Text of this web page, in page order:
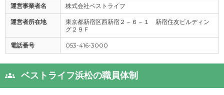
運営事業者名 株式会社ベストライフ
運営者所在地
東京都新宿区西新宿２－６－１ 新宿住友ビルディン
グ２９Ｆ
電話番号 053-416-3000
ベストライフ浜松の職員体制